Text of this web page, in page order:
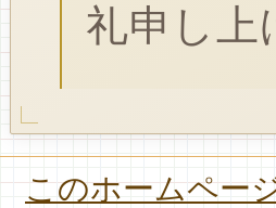
礼申し上
このホームペー